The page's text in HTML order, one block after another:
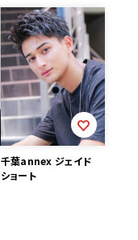
千葉annex ジェイド
ショート